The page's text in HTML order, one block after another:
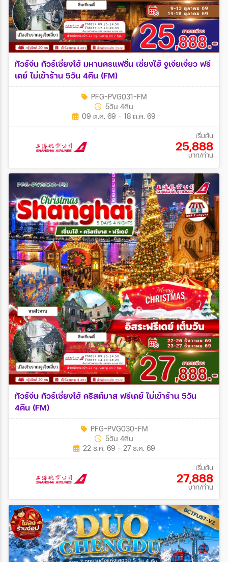
ทัวร์จีน ทัวร์เซี่ยงไฮ้ มหานครแฟชั่น เซี่ยงไฮ้ จูเจียเจี่ยว ฟรี
เดย์ ไม่เข้าร้าน 5วัน 4คืน (FM)
PFG-PVG031-FM
5วัน 4คืน
09 ต.ค. 69 - 18 ต.ค. 69
เริ่มต้น
25,888
บาท/ท่าน
ทัวร์จีน ทัวร์เซี่ยงไฮ้ คริสต์มาส ฟรีเดย์ ไม่เข้าร้าน 5วัน
4คืน (FM)
PFG-PVG030-FM
5วัน 4คืน
22 ธ.ค. 69 - 27 ธ.ค. 69
เริ่มต้น
27,888
บาท/ท่าน